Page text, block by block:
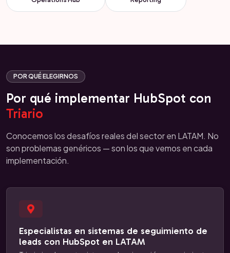
POR QUÉ ELEGIRNOS
Por qué implementar HubSpot con
Triario
Conocemos los desafíos reales del sector en LATAM. No
son problemas genéricos — son los que vemos en cada
implementación.
Especialistas en sistemas de seguimiento de
leads con HubSpot en LATAM